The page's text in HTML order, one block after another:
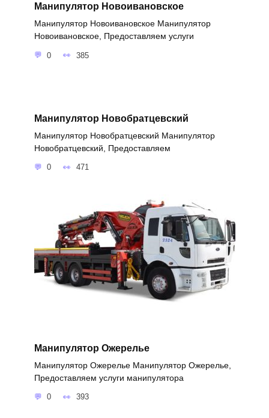
Манипулятор Новоивановское
Манипулятор Новоивановское Манипулятор
Новоивановское, Предоставляем услуги
0 385
Манипулятор Новобратцевский
Манипулятор Новобратцевский Манипулятор
Новобратцевский, Предоставляем
0 471
Манипулятор Ожерелье
Манипулятор Ожерелье Манипулятор Ожерелье,
Предоставляем услуги манипулятора
0 393